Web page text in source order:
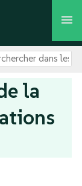
la